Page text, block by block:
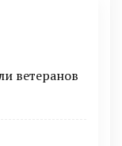
ветеранов